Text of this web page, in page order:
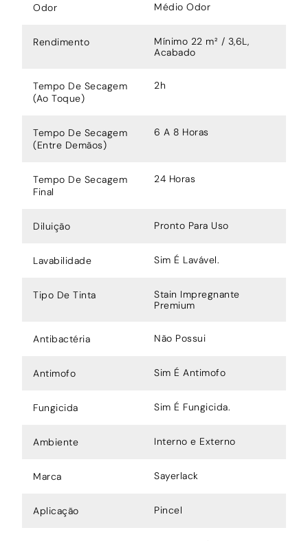
Odor Médio Odor
Rendimento
Mínimo 22 m² / 3,6L,
Acabado
Tempo De Secagem
(Ao Toque)
2h
Tempo De Secagem
(Entre Demãos)
6 A 8 Horas
Tempo De Secagem
Final
24 Horas
Diluição Pronto Para Uso
Lavabilidade Sim É Lavável.
Tipo De Tinta
Stain Impregnante
Premium
Antibactéria Não Possui
Antimofo Sim É Antimofo
Fungicida Sim É Fungicida.
Ambiente Interno e Externo
Marca Sayerlack
Aplicação Pincel